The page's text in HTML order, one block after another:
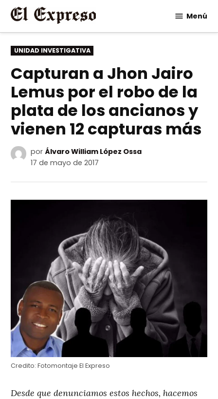
Saltar
contenido
Menú
PUBLICADO
EN
UNIDAD INVESTIGATIVA
Capturan a Jhon Jairo
Lemus por el robo de la
plata de los ancianos y
vienen 12 capturas más
por Álvaro William López Ossa
17 de mayo de 2017
Credito: Fotomontaje El Expreso
Desde que denunciamos estos hechos, hacemos